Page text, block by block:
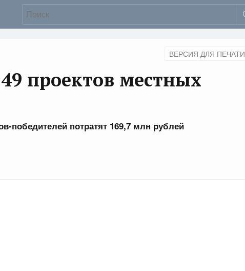
ВЕРСИЯ ДЛЯ ПЕЧАТИ
проектов местных
победителей потратят 169,7 млн рублей